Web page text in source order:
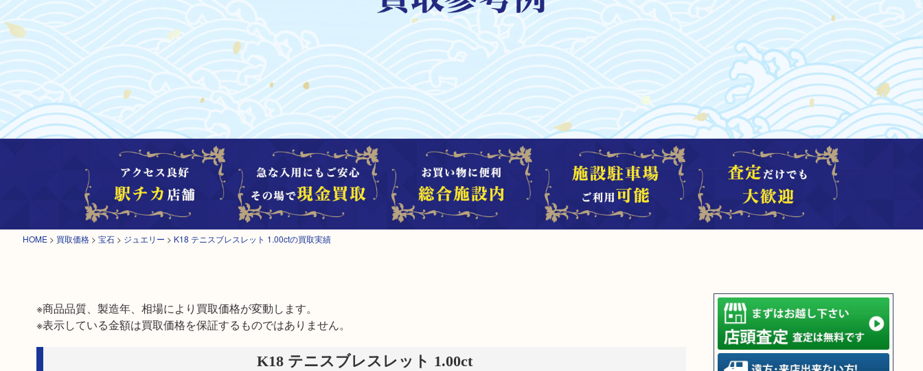
HOME > 買取価格 > 宝石 > ジュエリー > K18 テニスブレスレット 1.00ctの買取実績
※商品品質、製造年、相場により買取価格が変動します。
※表示している金額は買取価格を保証するものではありません。
K18 テニスブレスレット 1.00ct